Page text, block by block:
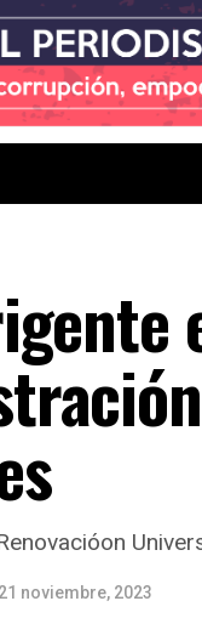
21 noviembre, 2023